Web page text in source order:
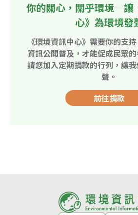
你的關心，關乎環境—讓
心》為環境發
《環境資訊中心》需要你的支
資訊公開普及，才能促成民眾
請您加入定期捐款的行列，讓
聲。
前往捐款